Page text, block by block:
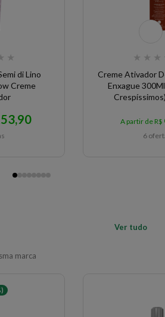
★
di Lino
Creme
★ ★ ★
Creme Ativador
Enxague
A partir de R$
6
marca
Ver tudo